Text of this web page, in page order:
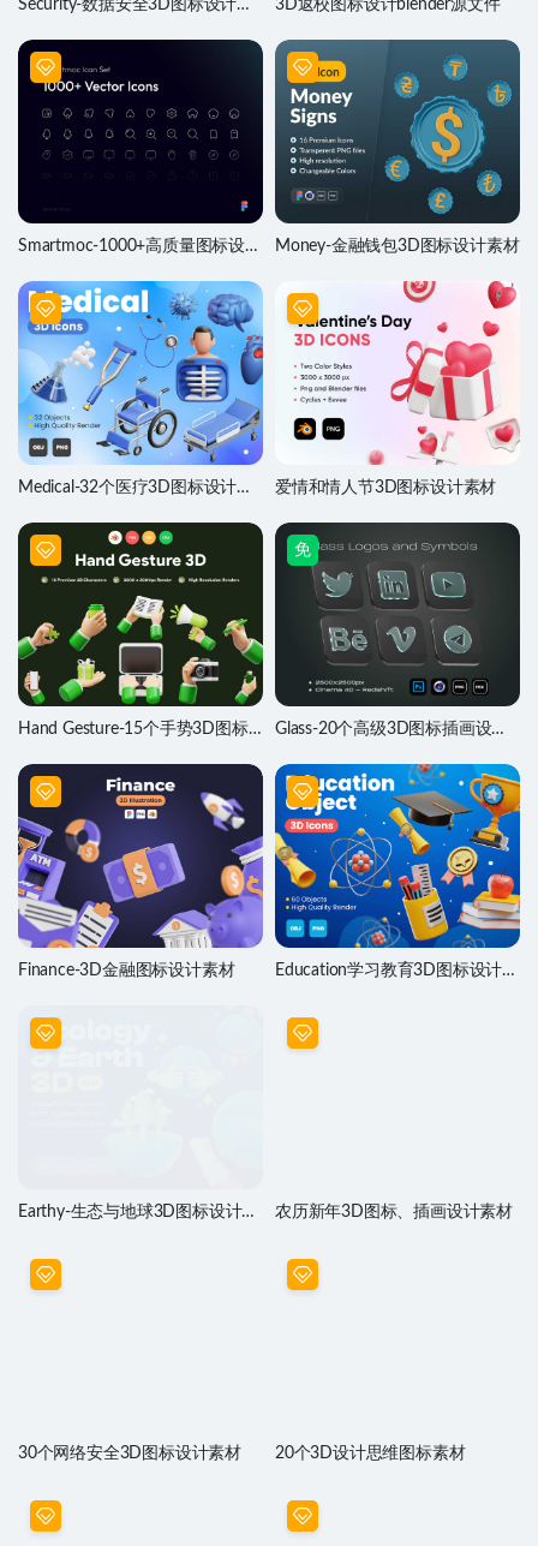
Security-数据安全3D图标设计素
3D返校图标设计blender源文件
Smartmoc-1000+高质量图标设计
Money-金融钱包3D图标设计素材
Medical-32个医疗3D图标设计源
爱情和情人节3D图标设计素材
Hand Gesture-15个手势3D图标
免
Glass-20个高级3D图标插画设计
Finance-3D金融图标设计素材
Education学习教育3D图标设计素
Earthy-生态与地球3D图标设计素
农历新年3D图标、插画设计素材
30个网络安全3D图标设计素材 20个3D设计思维图标素材